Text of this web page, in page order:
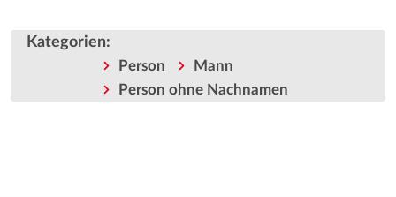
Kategorien:
Person
Mann
Person ohne Nachnamen